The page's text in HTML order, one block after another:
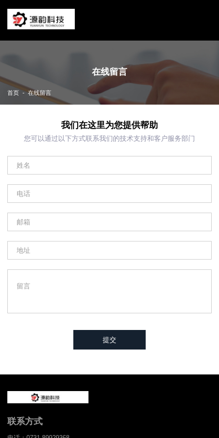
在线留言
首页 - 在线留言
我们在这里为您提供帮助
您可以通过以下方式联系我们的技术支持和客户服务部门
提交
联系方式